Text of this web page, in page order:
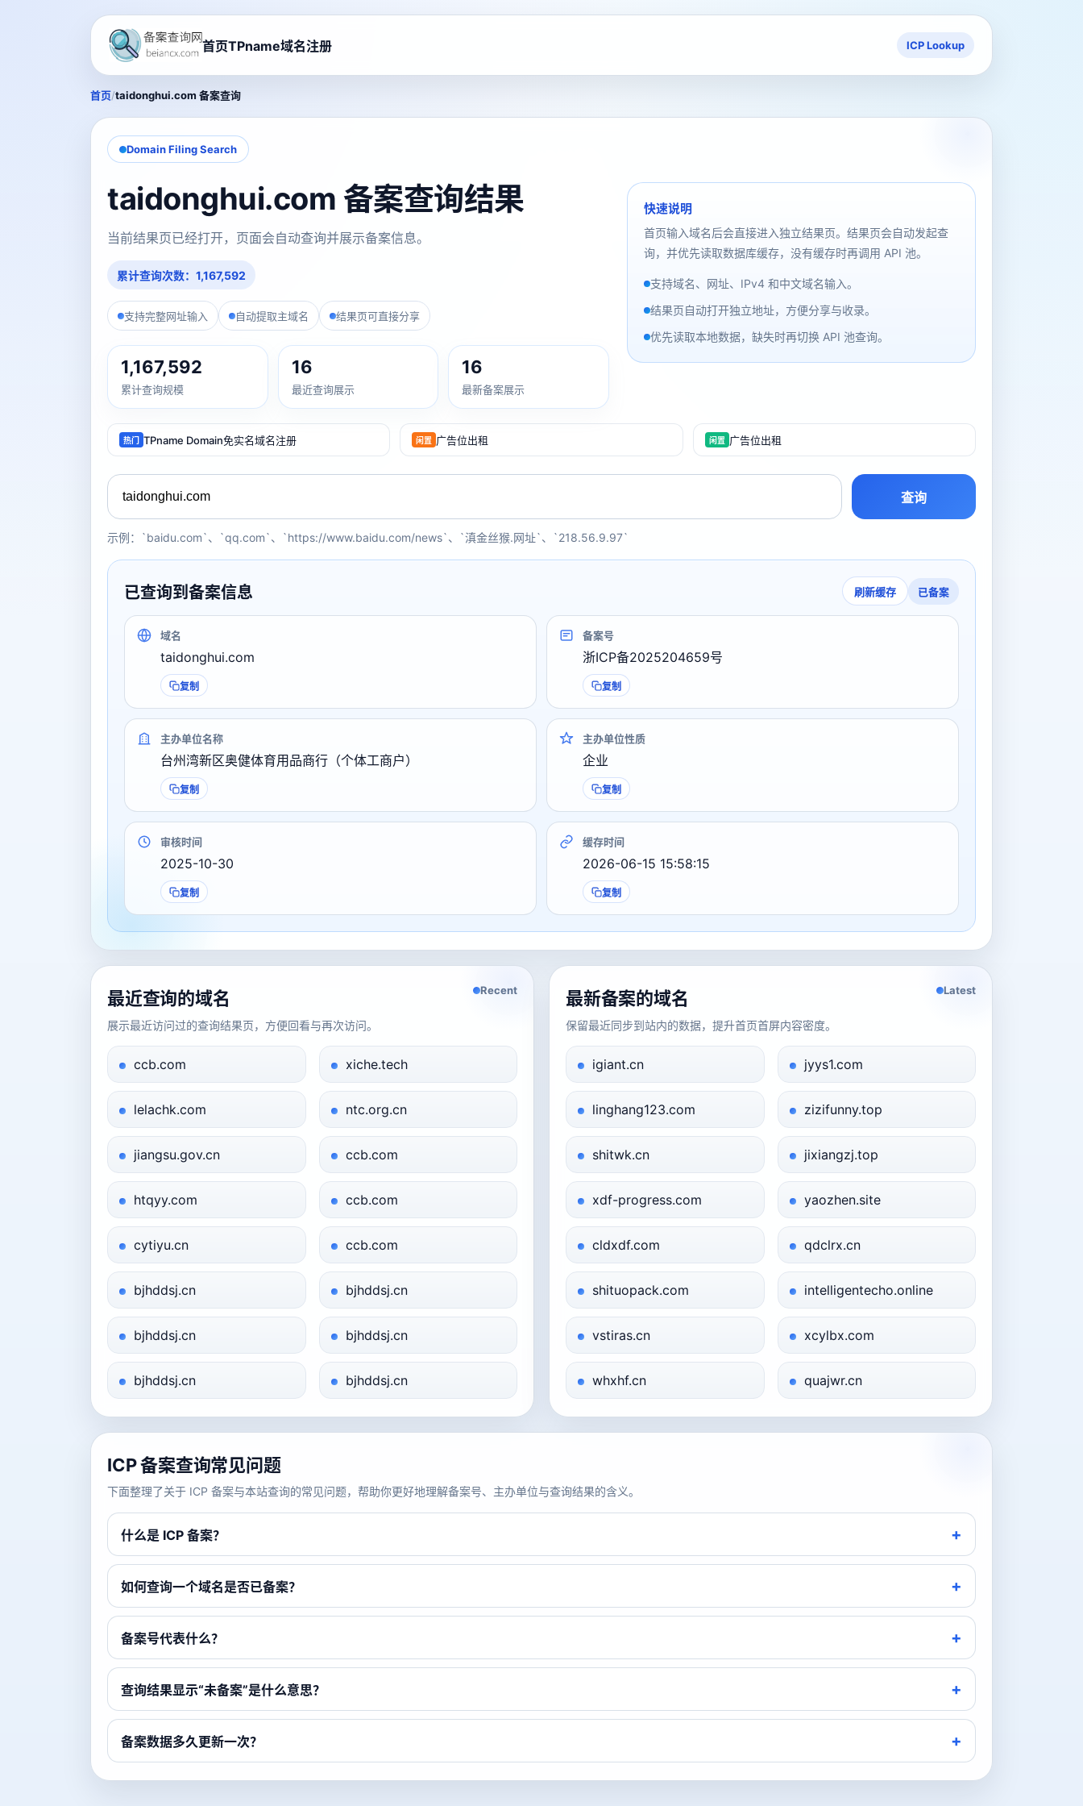
首页TPname域名注册 ICP Lookup
首页/taidonghui.com 备案查询
Domain Filing Search
taidonghui.com 备案查询结果
当前结果页已经打开，页面会自动查询并展示备案信息。
累计查询次数：1,167,592
支持完整网址输入 自动提取主域名 结果页可直接分享
1,167,592
累计查询规模
16
最近查询展示
16
最新备案展示
快速说明
首页输入域名后会直接进入独立结果页。结果页会自动发起查
询，并优先读取数据库缓存，没有缓存时再调用 API 池。
支持域名、网址、IPv4 和中文域名输入。
结果页自动打开独立地址，方便分享与收录。
优先读取本地数据，缺失时再切换 API 池查询。
热门 TPname Domain免实名域名注册 闲置 广告位出租 闲置 广告位出租
查询
示例：`baidu.com`、`qq.com`、`https://www.baidu.com/news`、`滇金丝猴.网址`、`218.56.9.97`
已查询到备案信息 刷新缓存 已备案
域名
taidonghui.com
复制
备案号
浙ICP备2025204659号
复制
主办单位名称
台州湾新区奥健体育用品商行（个体工商户）
复制
主办单位性质
企业
复制
审核时间
2025-10-30
复制
缓存时间
2026-06-15 15:58:15
复制
最近查询的域名
展示最近访问过的查询结果页，方便回看与再次访问。
Recent
ccb.com xiche.tech
lelachk.com ntc.org.cn
jiangsu.gov.cn ccb.com
htqyy.com ccb.com
cytiyu.cn ccb.com
bjhddsj.cn bjhddsj.cn
bjhddsj.cn bjhddsj.cn
bjhddsj.cn bjhddsj.cn
最新备案的域名
保留最近同步到站内的数据，提升首页首屏内容密度。
Latest
igiant.cn jyys1.com
linghang123.com zizifunny.top
shitwk.cn jixiangzj.top
xdf-progress.com yaozhen.site
cldxdf.com qdclrx.cn
shituopack.com intelligentecho.online
vstiras.cn xcylbx.com
whxhf.cn quajwr.cn
ICP 备案查询常见问题
下面整理了关于 ICP 备案与本站查询的常见问题，帮助你更好地理解备案号、主办单位与查询结果的含义。
什么是 ICP 备案？
如何查询一个域名是否已备案？
备案号代表什么？
查询结果显示“未备案”是什么意思？
备案数据多久更新一次？